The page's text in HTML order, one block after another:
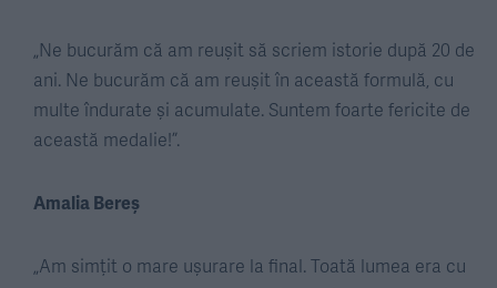
„Ne bucurăm că am reușit să scriem istorie după 20 de
ani. Ne bucurăm că am reușit în această formulă, cu
multe îndurate și acumulate. Suntem foarte fericite de
această medalie!”.
Amalia Bereș
„Am simțit o mare ușurare la final. Toată lumea era cu